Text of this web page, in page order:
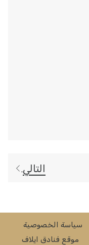
التالي
سياسة الخصوصية
موقع فنادق ايلاف